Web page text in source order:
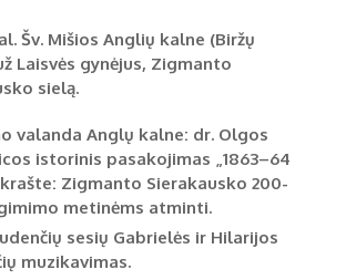
XIX a.
XX a.
RUGPJŪTIS2026
1
4 5 6 7
11 12 13 14 15
Šv. Mišios Anglių kalne (Biržų
Laisvės gynėjus, Zigmanto
sielą.
valanda Anglų kalne: dr. Olgos
istorinis pasakojimas „1863–64
krašte: Zigmanto Sierakausko 200-
metinėms atminti.
sesių Gabrielės ir Hilarijos
muzikavimas.